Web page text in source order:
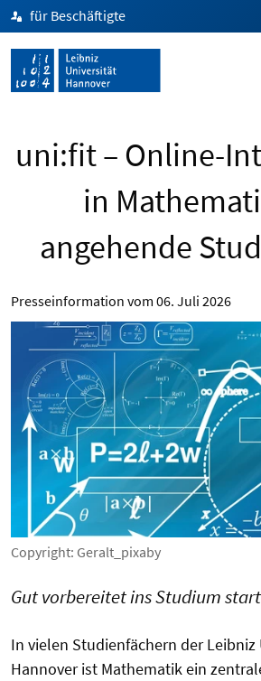
für Beschäftigte
uni:fit – Online-
in
angehende
Presseinformation vom 06. Juli 2026
Copyright: Geralt_pixaby
Gut vorbereitet ins Studium
In vielen Studienfächern der
Hannover ist Mathematik ein